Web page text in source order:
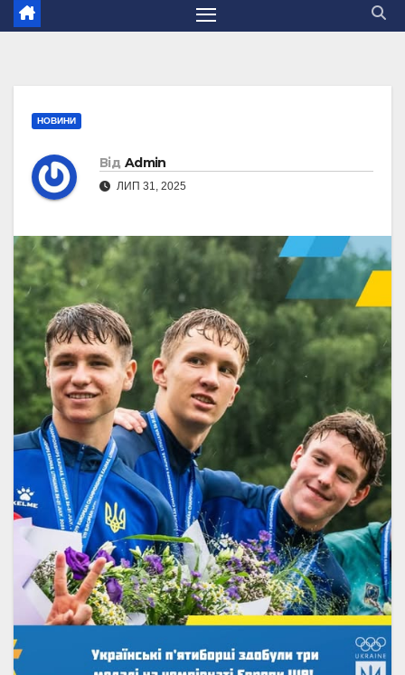
НОВИНИ
Від Admin
ЛИП 31, 2025